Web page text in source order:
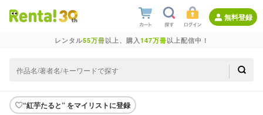
無料登録
レンタル55万冊以上、購入147万冊以上配信中！
“紅芋たると” をマイリストに登録